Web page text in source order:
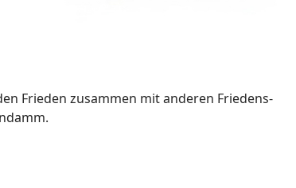
Frieden zusammen mit anderen Friedens-